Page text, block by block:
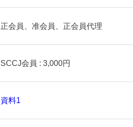
正会員、准会員、正会員代理
SCCJ会員 : 3,000円
資料1